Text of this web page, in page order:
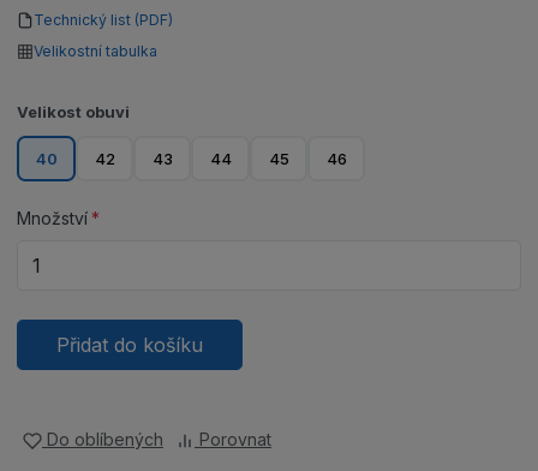
Technický list (PDF)
Velikostní tabulka
Velikost obuvi
40 42 43 44 45 46
Množství
Přidat do košíku
Do oblíbených Porovnat